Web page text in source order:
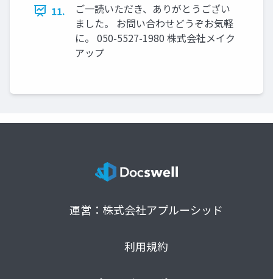
11.
ご一読いただき、ありがとうござい
ました。 お問い合わせどうぞお気軽
に。 050-5527-1980 株式会社メイク
アップ
運営：株式会社アプルーシッド
利用規約